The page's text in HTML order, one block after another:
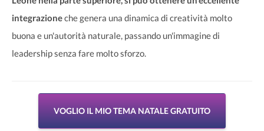
integrazioneche genera una dinamica di creatività molto
buona e un'autorità naturale, passando un'immagine di
leadership senza fare molto sforzo.
VOGLIO IL MIO TEMA NATALE GRATUITO